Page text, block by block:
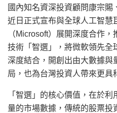
國內知名資深投資顧問康宗賜
近日正式宣布與全球人工智慧
（Microsoft）展開深度合作
技術「智選」，將微軟領先全
深度結合，開創出由大數據與
局，也為台灣投資人帶來更具
「智選」的核心價值，在於
量的市場數據，傳統的股票投